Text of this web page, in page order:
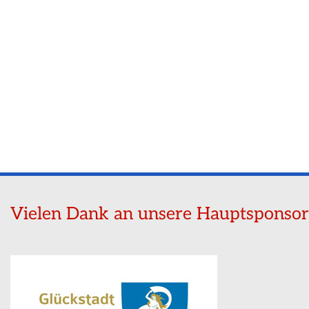
Vielen Dank an unsere